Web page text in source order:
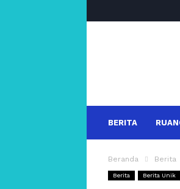
BERITA
Beranda Berita
Berita Berita Unik